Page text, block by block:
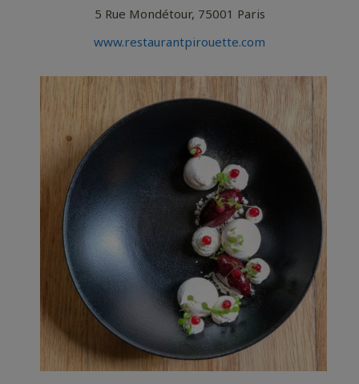
5 Rue Mondétour, 75001 Paris
www.restaurantpirouette.com